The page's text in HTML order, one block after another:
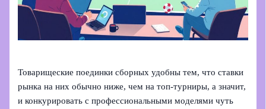
Товарищеские поединки сборных удобны тем, что ставки
рынка на них обычно ниже, чем на топ‑турниры, а значит,
и конкурировать с профессиональными моделями чуть